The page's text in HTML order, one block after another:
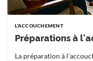
L'ACCOUCHEMENT
Préparations à
La préparation à